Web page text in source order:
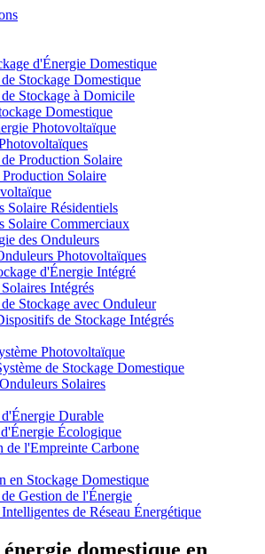
d'Énergie Domestique
Stockage Domestique
de Stockage à Domicile
Domestique
Photovoltaïque
Production Solaire
Solaire
Solaire Résidentiels
Solaire Commerciaux
des Onduleurs
Photovoltaïques
d'Énergie Intégré
Intégrés
Stockage avec Onduleur
de Stockage Intégrés
Photovoltaïque
de Stockage Domestique
Solaires
Durable
Écologique
de l'Empreinte Carbone
en Stockage Domestique
de Gestion de l'Énergie
de Réseau Énergétique